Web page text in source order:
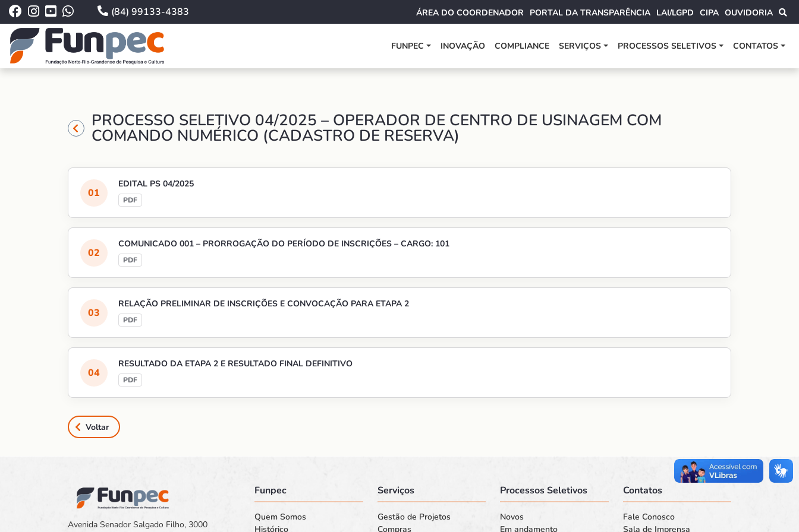
(84) 99133-4383 ÁREA DO COORDENADOR PORTAL DA TRANSPARÊNCIA LAI/LGPD CIPA OUVIDORIA
FUNPEC INOVAÇÃO COMPLIANCE SERVIÇOS PROCESSOS SELETIVOS CONTATOS
PROCESSO SELETIVO 04/2025 – OPERADOR DE CENTRO DE USINAGEM COM
COMANDO NUMÉRICO (CADASTRO DE RESERVA)
EDITAL PS 04/2025
COMUNICADO 001 – PRORROGAÇÃO DO PERÍODO DE INSCRIÇÕES – CARGO: 101
RELAÇÃO PRELIMINAR DE INSCRIÇÕES E CONVOCAÇÃO PARA ETAPA 2
RESULTADO DA ETAPA 2 E RESULTADO FINAL DEFINITIVO
Voltar
Avenida Senador Salgado Filho, 3000
Funpec
Quem Somos
Histórico
Serviços
Gestão de Projetos
Compras
Processos Seletivos
Novos
Em andamento
Contatos
Fale Conosco
Sala de Imprensa